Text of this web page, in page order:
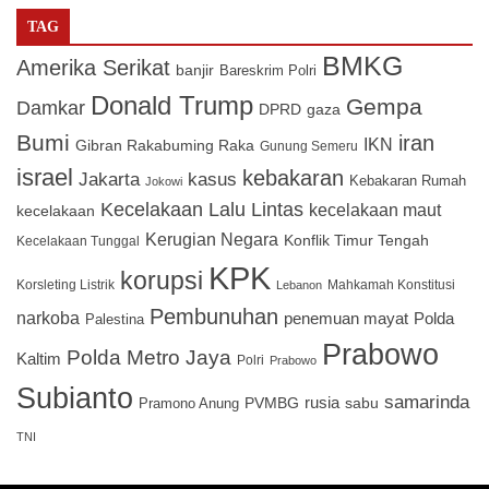
TAG
Amerika Serikat banjir Bareskrim Polri BMKG
Damkar Donald Trump DPRD gaza Gempa
Bumi Gibran Rakabuming Raka Gunung Semeru IKN iran
israel Jakarta Jokowi kasus kebakaran Kebakaran Rumah
kecelakaan Kecelakaan Lalu Lintas kecelakaan maut
Kecelakaan Tunggal Kerugian Negara Konflik Timur Tengah
Korsleting Listrik korupsi KPK Lebanon Mahkamah Konstitusi
narkoba Palestina Pembunuhan penemuan mayat Polda
Kaltim Polda Metro Jaya Polri Prabowo Prabowo
Subianto Pramono Anung PVMBG rusia sabu samarinda
TNI